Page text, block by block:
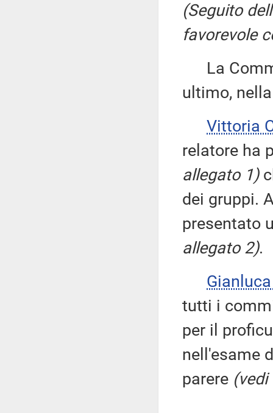
(Seguito
favorevole
La
ultimo,
Vittoria
relatore ha
allegato 1)
dei gruppi.
presentato
allegato 2).
tutti i
per il
nell'esame
parere